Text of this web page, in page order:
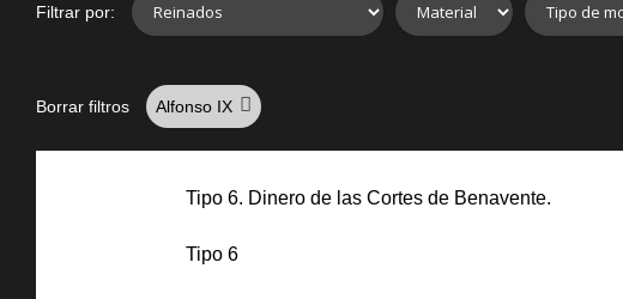
Filtrar por:
Borrar filtros Alfonso IX
Tipo 6. Dinero de las Cortes de Benavente.
Tipo 6